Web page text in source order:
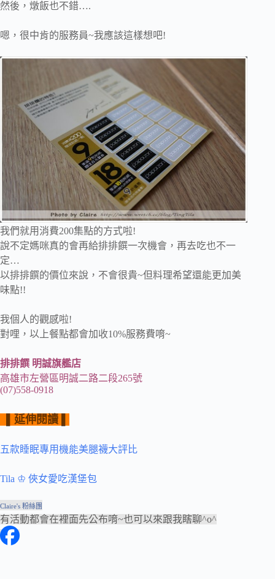
然後，燉飯也不錯….
嗯，很中肯的服務員~我應該這樣想吧!
我們就用消費200集點的方式啦!
說不定媽咪真的會再給排排饌一次機會，再去吃也不一
定…
以排排饌的價位來說，不會很貴~但料理希望還能更加美
味點!!
我個人的觀感啦!
對哩，以上餐點都會加收10%服務費唷~
排排饌 明誠旗艦店
高雄市左營區明誠二路二段265號
(07)558-0918
延伸閱讀 ▌
五款睡眠專用機能美腿襪大評比
Tila ♔ 俠女愛吃漢堡包
Claire's 粉絲團
有活動都會在裡面先公布唷~也可以來跟我瞎聊^o^